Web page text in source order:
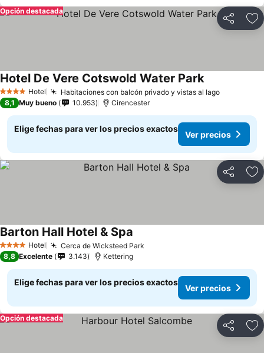
Compartir
Opción destacada
4 EstrellasHotel Habitaciones con balcón privado y vistas al lago
Hotel De Vere Cotswold Water Park
8,1 Muy bueno 10.953 Cirencester
Elige fechas para ver los precios exactos
Ver precios
Compartir
4 EstrellasHotel Cerca de Wicksteed Park
Barton Hall Hotel & Spa
8,8 Excelente 3.143 Kettering
Elige fechas para ver los precios exactos
Ver precios
Compartir
Opción destacada